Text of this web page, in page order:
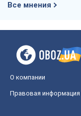
Все мнения
О компании
Правовая информация